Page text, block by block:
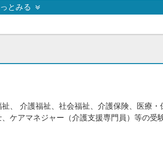
とみる
、 介護福祉、社会福祉、介護保険、医療
ケアマネジャー（介護支援専門員）等の受